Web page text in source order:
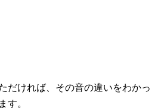
だければ、その音の違いをわかっ
す。